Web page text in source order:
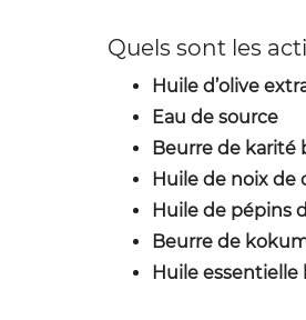
Quels sont les
Huile d’olive
Eau de source
Beurre de karité
Huile de noix de
Huile de pépins
Beurre de
Huile essentielle